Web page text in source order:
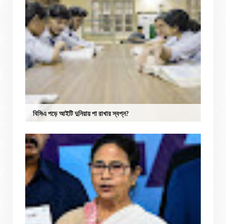
বিসিএ পড়ে আইটি দুনিয়ায় পা রাখার স্বপ্ন?